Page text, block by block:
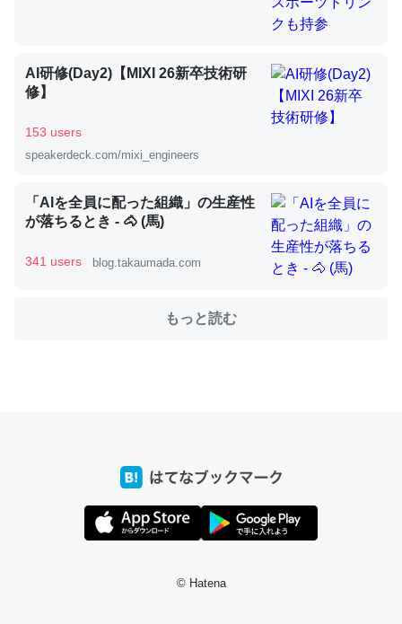
論文では「淡水はカルシウムも酸素も不足してて両方に不
利だから両方が拮抗してるのでは」とあって面白い。海に
いる鋏角類（カブトガニ・ウミグモ）はカルシウムを使わ
ずキチンを強化してる筈だが、酵素が違うのか？
─ニュース :: 【研究発表】昆虫学の大問題＝「昆虫はなぜ海にいな
ジになったり努力してるし。
ウチもEchoを実家に置いて４年。でたまに覗いてる。ぼ
ちぼちRingも置こうかと画策中。あと、Googleマップで
位置情報を共有してる。電池残量や充電中かが分かるので
コミュニケーションが劇的に変化した｜tayorini by LIFULL介護
AI研修(Day2)【MIXI 26新卒技術研
修】
153 users
speakerdeck.com/mixi_engineers
「AIを全員に配った組織」の生産性
が落ちるとき - 🐴 (馬)
341 users blog.takaumada.com
もっと読む
© Hatena